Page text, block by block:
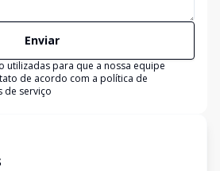
Enviar
utilizadas para que a nossa equipe
de acordo com a política de
de serviço